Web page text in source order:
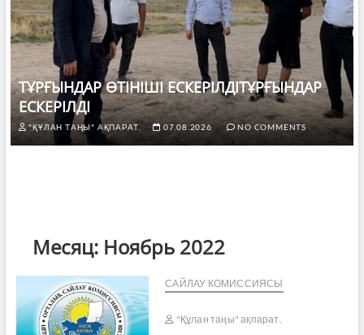
ТҰРҒЫНДАР ӨТІНІШІ ЕСКЕРІЛДІТҰРҒЫНДАР
ЕСКЕРІЛДІ
"ҚҰЛАН ТАҢЫ" АҚПАРАТ. 07.08.2026 NO COMMENTS
Месяц: Ноябрь 2022
САЙЛАУ КОМИССИЯСЫ
"Құлан таңы" ақпарат.